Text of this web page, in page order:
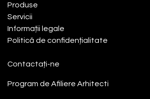
Produse
Servicii
Informații legale
Politică de confidențialitate
Contactați-ne
Program de Afiliere Arhitecti